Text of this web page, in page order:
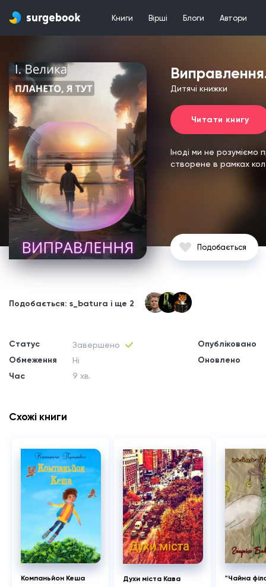
Книги Вірші Блоги Автори
Дитячі книжки
Читати книгу
Іноді ми не розуміємо
створене в рамках
Подобається
Подобається: s_batura і ще 2
Статус
Обмеження
Час
Завершено
Ні
9 хв.
Опубліковано
Оновлено
Схожі книги
Компаньйон Кеша Духи міста Кава "Чайна